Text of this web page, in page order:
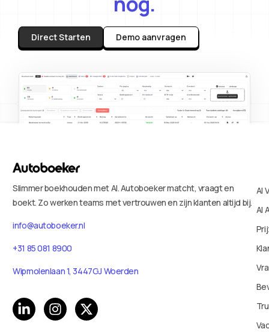
Direct Starten Demo aanvragen
Slimmer boekhouden met AI. Autoboeker matcht, vraagt en
boekt. Zo werken teams met vertrouwen en zijn klanten altijd bij.
info@autoboeker.nl
+31 85 081 8900
Wipmolenlaan 1, 3447GJ Woerden
AI
AI